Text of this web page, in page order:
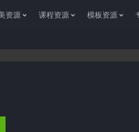
资源 课程资源 模板资源
各种信息资源!如果遇到任何问题或